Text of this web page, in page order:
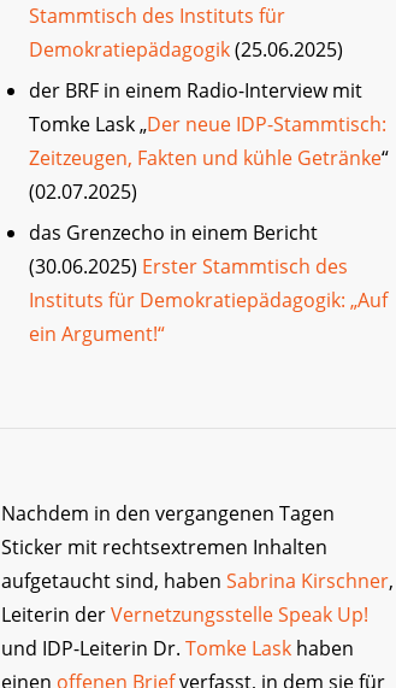
Stammtisch des Instituts für
Demokratiepädagogik(25.06.2025)
der BRF in einem Radio-Interview mit
Tomke Lask „Der neue IDP-Stammtisch:
Zeitzeugen, Fakten und kühle Getränke“
(02.07.2025)
das Grenzecho in einem Bericht
(30.06.2025) Erster Stammtisch des
Instituts für Demokratiepädagogik: „Auf
ein Argument!“
Nachdem in den vergangenen Tagen
Sticker mit rechtsextremen Inhalten
aufgetaucht sind, haben Sabrina Kirschner,
Leiterin derVernetzungsstelle Speak Up!
und IDP-Leiterin Dr. Tomke Lask haben
einen offenen Briefverfasst, in dem sie für